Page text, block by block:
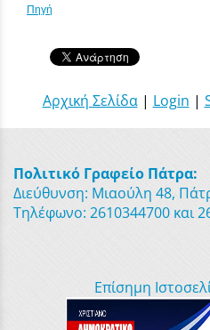
Πηγή
Αρχική Σελίδα| Login |
Πολιτικό Γραφείο Πάτρα:
Διεύθυνση: Μιαούλη 48,
Τηλέφωνο: 2610344700 και
Επίσημη